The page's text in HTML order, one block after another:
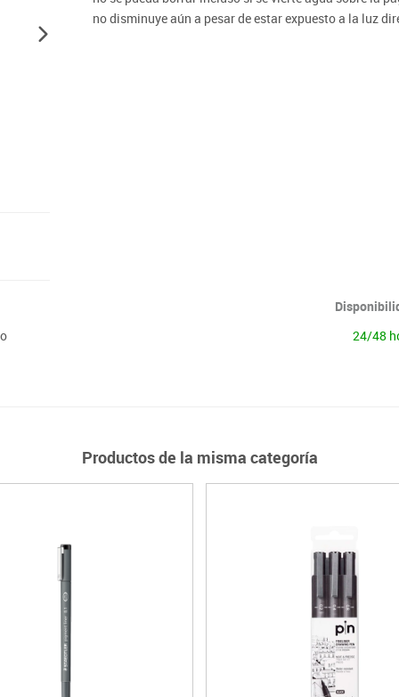
Lenguaje & idiomas
no disminuye aún a pesar de estar expuesto a la luz
24/48
Productos de la misma categoría